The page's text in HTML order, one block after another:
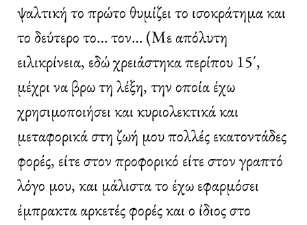
ψαλτική το πρώτο θυμίζει το ισοκράτημα και
το δεύτερο το… τον… (Με απόλυτη
ειλικρίνεια, εδώ χρειάστηκα περίπου 15΄,
μέχρι να βρω τη λέξη, την οποία έχω
χρησιμοποιήσει και κυριολεκτικά και
μεταφορικά στη ζωή μου πολλές εκατοντάδες
φορές, είτε στον προφορικό είτε στον γραπτό
λόγο μου, και μάλιστα το έχω εφαρμόσει
έμπρακτα αρκετές φορές και ο ίδιος στο